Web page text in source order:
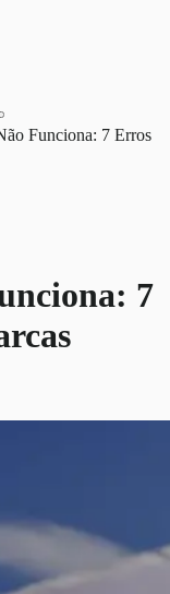
Funciona: 7 Erros
7